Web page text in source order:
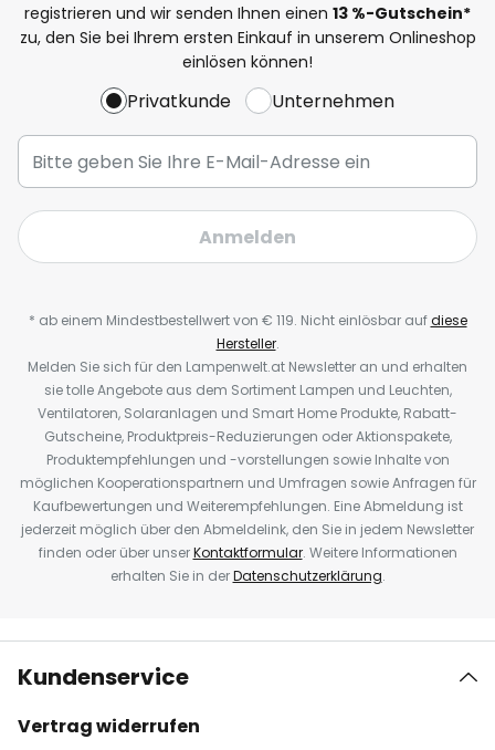
registrieren und wir senden Ihnen einen 13 %-Gutschein*
zu, den Sie bei Ihrem ersten Einkauf in unserem Onlineshop
einlösen können!
Privatkunde Unternehmen
Anmelden
* ab einem Mindestbestellwert von € 119. Nicht einlösbar aufdiese
Hersteller.
Melden Sie sich für den Lampenwelt.at Newsletter an und erhalten
sie tolle Angebote aus dem Sortiment Lampen und Leuchten,
Ventilatoren, Solaranlagen und Smart Home Produkte, Rabatt-
Gutscheine, Produktpreis-Reduzierungen oder Aktionspakete,
Produktempfehlungen und -vorstellungen sowie Inhalte von
möglichen Kooperationspartnern und Umfragen sowie Anfragen für
Kaufbewertungen und Weiterempfehlungen. Eine Abmeldung ist
jederzeit möglich über den Abmeldelink, den Sie in jedem Newsletter
finden oder über unserKontaktformular. Weitere Informationen
erhalten Sie in derDatenschutzerklärung.
Kundenservice
Vertrag widerrufen